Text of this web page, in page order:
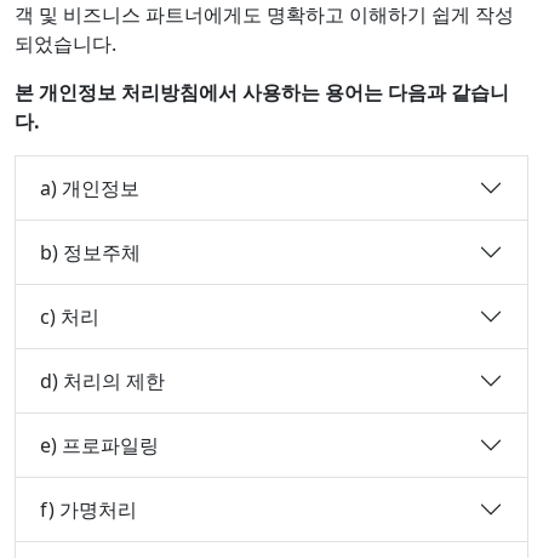
객 및 비즈니스 파트너에게도 명확하고 이해하기 쉽게 작성
되었습니다.
본 개인정보 처리방침에서 사용하는 용어는 다음과 같습니
다.
a) 개인정보
b) 정보주체
c) 처리
d) 처리의 제한
e) 프로파일링
f) 가명처리